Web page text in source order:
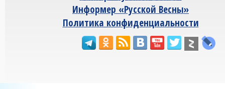
Информер «Русской Весны»
Политика конфиденциальности